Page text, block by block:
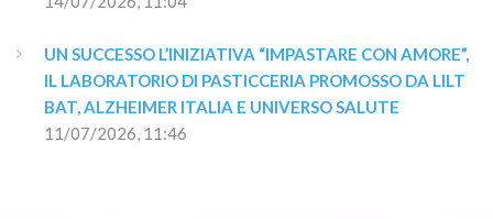
UN SUCCESSO L’INIZIATIVA “IMPASTARE CON AMORE”,
IL LABORATORIO DI PASTICCERIA PROMOSSO DA LILT
BAT, ALZHEIMER ITALIA E UNIVERSO SALUTE
11/07/2026, 11:46